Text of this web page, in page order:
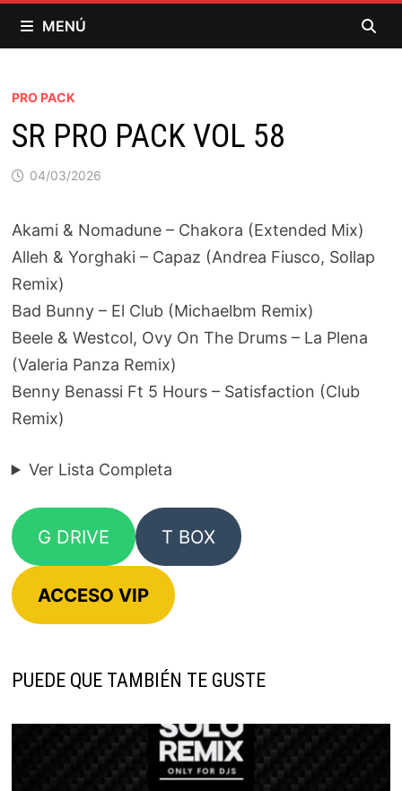
MENÚ
PRO PACK
SR PRO PACK VOL 58
04/03/2026
Akami & Nomadune – Chakora (Extended Mix)
Alleh & Yorghaki – Capaz (Andrea Fiusco, Sollap
Remix)
Bad Bunny – El Club (Michaelbm Remix)
Beele & Westcol, Ovy On The Drums – La Plena
(Valeria Panza Remix)
Benny Benassi Ft 5 Hours – Satisfaction (Club
Remix)
Ver Lista Completa
G DRIVE T BOX
ACCESO VIP
PUEDE QUE TAMBIÉN TE GUSTE